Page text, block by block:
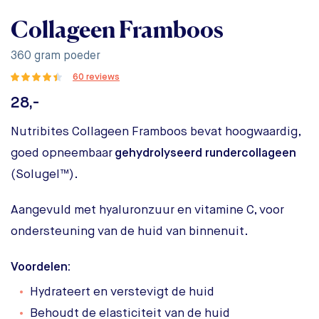
Collageen Framboos
360 gram poeder
60 reviews
28,-
Nutribites Collageen Framboos bevat hoogwaardig,
goed opneembaar gehydrolyseerd rundercollageen
(Solugel™).
Aangevuld met hyaluronzuur en vitamine C, voor
ondersteuning van de huid van binnenuit.
Voordelen:
Hydrateert en verstevigt de huid
Behoudt de elasticiteit van de huid